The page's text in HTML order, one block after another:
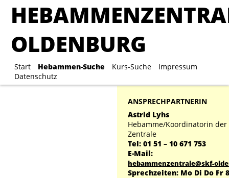
OLDENBURG
Start Hebammen-Suche Kurs-Suche
Impressum
Datenschutz
OLDENBURG
Start Hebammen-Suche Kurs-Suche
ANSPRECHPARTNERIN
Astrid Lyhs
Hebamme/Koordinatorin der
Zentrale
Tel: 01 51 – 10 671 753
E-Mail:
hebammenzentrale@skf-
Sprechzeiten: Mo Di Do Fr